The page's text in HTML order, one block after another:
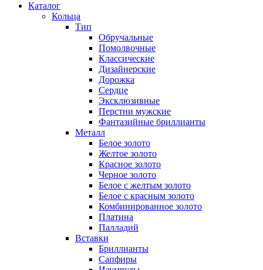
Каталог
Кольца
Тип
Обручальные
Помолвочные
Классические
Дизайнерские
Дорожка
Сердце
Эксклюзивные
Перстни мужские
Фантазийные бриллианты
Металл
Белое золото
Желтое золото
Красное золото
Черное золото
Белое с желтым золото
Белое с красным золото
Комбинированное золото
Платина
Палладий
Вставки
Бриллианты
Сапфиры